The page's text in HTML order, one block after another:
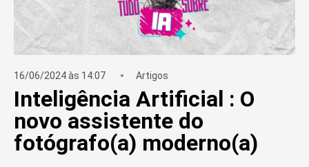
16/06/2024 às 14:07 Artigos
Inteligência Artificial : O
novo assistente do
fotógrafo(a) moderno(a)